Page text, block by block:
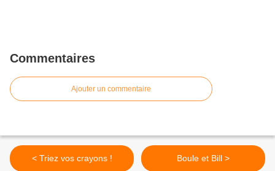
Commentaires
Ajouter un commentaire
< Triez vos crayons ! Boule et Bill >